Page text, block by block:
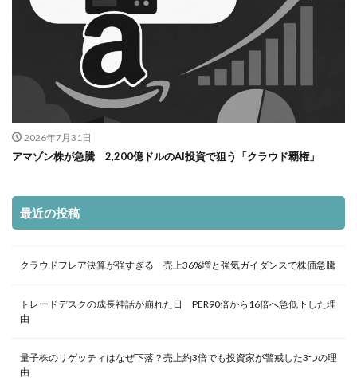
2026年7月31日
アマゾン株が急騰 2,200億ドルのAI投資で狙う「クラウド覇権」
最近の投稿
クラウドフレア決算が強すぎる 売上36%増と強気ガイダンスで株価急騰
トレードデスクの成長神話が崩れた日 PER90倍から16倍へ急低下した理
由
量子株のリゲッティはなぜ下落？売上約3倍でも投資家が警戒した3つの理
由